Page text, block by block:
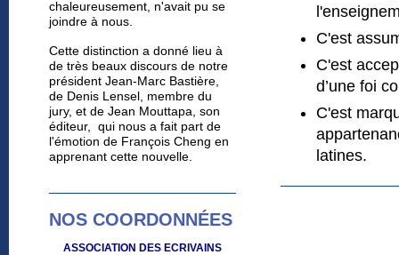
chaleureusement, n'avait pu se
joindre à nous.
Cette distinction a donné lieu à
de très beaux discours de notre
président Jean-Marc Bastière,
de Denis Lensel, membre du
jury, et de Jean Mouttapa, son
éditeur, qui nous a fait part de
l'émotion de François Cheng en
apprenant cette nouvelle.
NOS COORDONNÉES
ASSOCIATION DES ECRIVAINS
C'est
C'est
d’une foi
C'est
latines.